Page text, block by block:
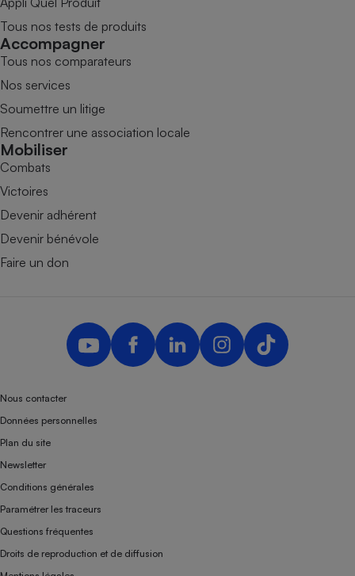
Tous nos tests de produits
Accompagner
Tous nos comparateurs
Nos services
Soumettre un litige
Rencontrer une association locale
Mobiliser
Combats
Victoires
Devenir adhérent
Devenir bénévole
Faire un don
Nous contacter
Données personnelles
Plan du site
Newsletter
Conditions générales
Paramétrer les traceurs
Questions fréquentes
Droits de reproduction et de diffusion